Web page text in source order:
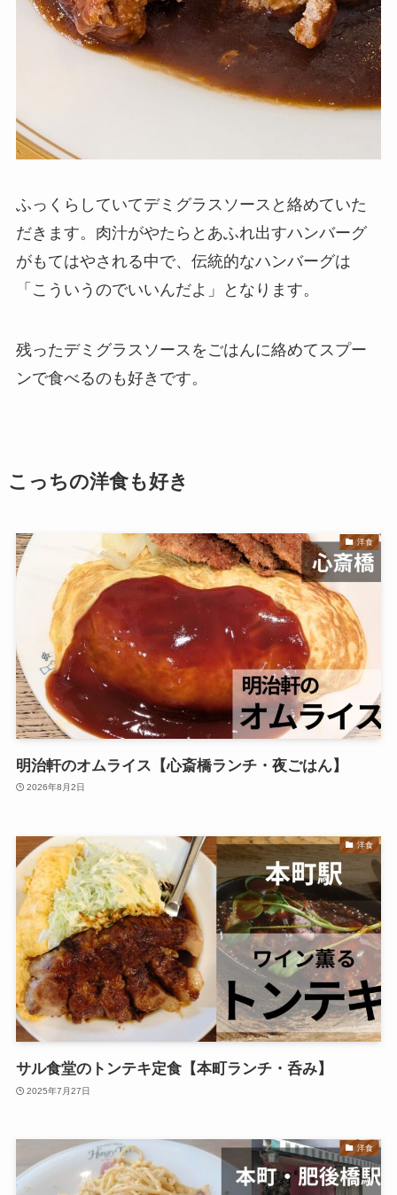
ふっくらしていてデミグラスソースと絡めていた
だきます。肉汁がやたらとあふれ出すハンバーグ
がもてはやされる中で、伝統的なハンバーグは
「こういうのでいいんだよ」となります。
残ったデミグラスソースをごはんに絡めてスプー
ンで食べるのも好きです。
こっちの洋食も好き
洋食
明治軒のオムライス【心斎橋ランチ・夜ごはん】
2026年8月2日
洋食
サル食堂のトンテキ定食【本町ランチ・呑み】
2025年7月27日
洋食